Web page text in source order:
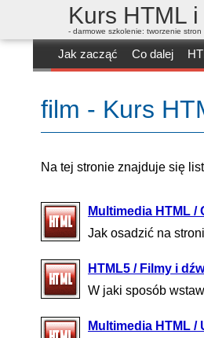
Kurs HTML
- darmowe szkolenie: tworzenie stron
Jak zacząć Co dalej
film - Kurs
Na tej stronie znajduje się
Multimedia HTML /
Jak osadzić na
HTML5 / Filmy i
W jaki sposób
Multimedia HTML